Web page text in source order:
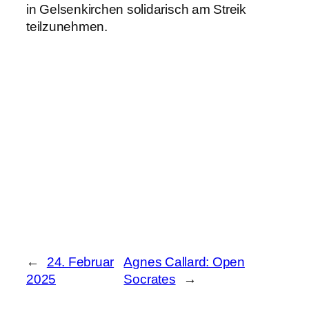
in Gelsenkirchen solidarisch am Streik
teilzunehmen.
←
24. Februar
2025
Agnes Callard: Open
Socrates
→